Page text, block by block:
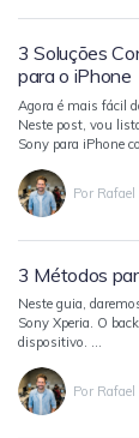
Fazer
App
3 Soluções
para o iPhone
Agora é mais fácil
Neste post, vou
Sony para iPhone
Por
3 Métodos
Neste guia,
Sony Xperia. O
dispositivo. …
Por